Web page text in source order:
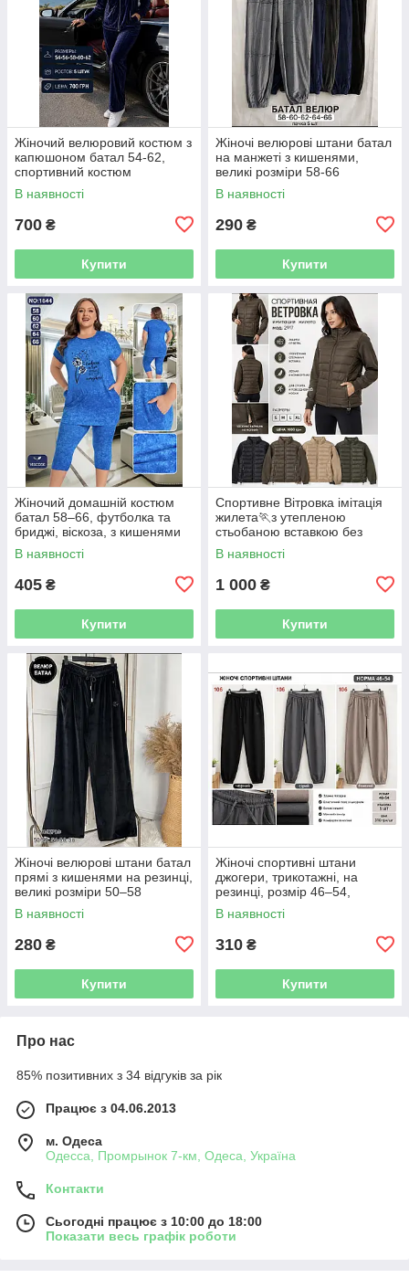
Жіночий велюровий костюм з
капюшоном батал 54-62,
спортивний костюм
В наявності
700 ₴
Купити
Жіночі велюрові штани батал
на манжеті з кишенями,
великі розміри 58-66
В наявності
290 ₴
Купити
Жіночий домашній костюм
батал 58–66, футболка та
бриджі, віскоза, з кишенями
В наявності
405 ₴
Купити
Спортивне Вітровка імітація
жилета🏃з утепленою
стьобаною вставкою без
капюшона. мод.2917
Розміри: S.M.L.XL.
В наявності
1 000 ₴
Купити
Жіночі велюрові штани батал
прямі з кишенями на резинці,
великі розміри 50–58
В наявності
280 ₴
Купити
Жіночі спортивні штани
джогери, трикотажні, на
резинці, розмір 46–54,
упаковка 5 шт
В наявності
310 ₴
Купити
Про нас
85% позитивних з 34 відгуків за рік
Працює з 04.06.2013
м. Одеса
Одесса, Промрынок 7-км, Одеса, Україна
Контакти
Сьогодні працює з 10:00 до 18:00
Показати весь графік роботи